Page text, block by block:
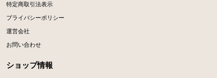
特定商取引法表示
プライバシーポリシー
運営会社
お問い合わせ
ショップ情報